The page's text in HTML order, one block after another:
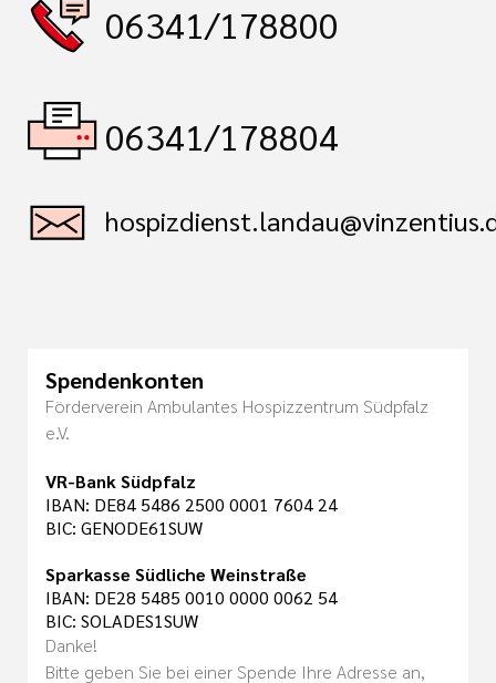
06341/178800
06341/178804
Spendenkonten
Förderverein Ambulantes Hospizzentrum Südpfalz
e.V.
VR-Bank Südpfalz
IBAN: DE84 5486 2500 0001 7604 24
BIC: GENODE61SUW
Sparkasse Südliche Weinstraße
IBAN: DE28 5485 0010 0000 0062 54
BIC: SOLADES1SUW
Danke!
Bitte geben Sie bei einer Spende Ihre Adresse an,